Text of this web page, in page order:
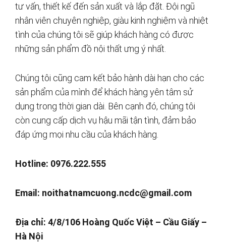
tư vấn, thiết kế đến sản xuất và lắp đặt. Đội ngũ
nhân viên chuyên nghiệp, giàu kinh nghiệm và nhiệt
tình của chúng tôi sẽ giúp khách hàng có được
những sản phẩm đồ nội thất ưng ý nhất.
Chúng tôi cũng cam kết bảo hành dài hạn cho các
sản phẩm của mình để khách hàng yên tâm sử
dụng trong thời gian dài. Bên cạnh đó, chúng tôi
còn cung cấp dịch vụ hậu mãi tận tình, đảm bảo
đáp ứng mọi nhu cầu của khách hàng.
Hotline: 0976.222.555
Email: noithatnamcuong.ncdc@gmail.com
Địa chỉ: 4/8/106 Hoàng Quốc Việt – Cầu Giấy –
Hà Nội